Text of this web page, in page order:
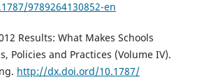
9789264130852-en
Results: What Makes Schools
Policies and Practices (Volume IV).
http://dx.doi.ord/10.1787/